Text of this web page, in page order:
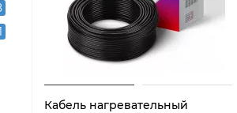
Кабель нагревательный